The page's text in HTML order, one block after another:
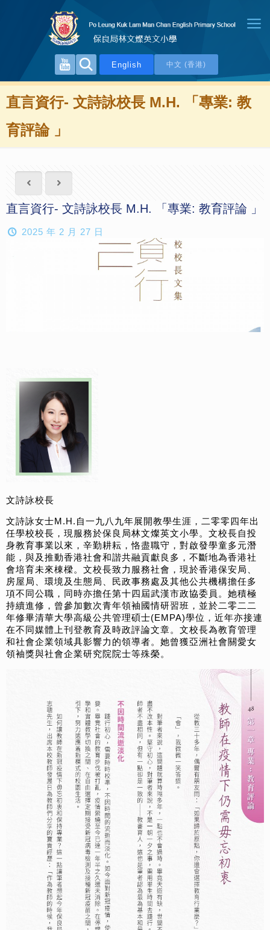
English 中文 (香港)
直言資行- 文詩詠校長 M.H. 「專業: 教
育評論 」
直言資行- 文詩詠校長 M.H. 「專業: 教育評論 」
2025 年 2 月 27 日
文詩詠校長
文詩詠女士M.H.自一九八九年展開教學生涯，二零零四年出
任學校校長，現服務於保良局林文燦英文小學。文校長自投
身教育事業以來，辛勤耕耘，恪盡職守，對啟發學童多元潛
能，與及推動香港社會和諧共融貢獻良多，不斷地為香港社
會培育未來棟樑。文校長致力服務社會，現於香港保安局、
房屋局、環境及生態局、民政事務處及其他公共機構擔任多
項不同公職，同時亦擔任第十四屆武漢市政協委員。她積極
持續進修，曾參加數次青年領袖國情研習班，並於二零二二
年修畢清華大學高級公共管理碩士(EMPA)學位，近年亦接連
在不同媒體上刊登教育及時政評論文章。文校長為教育管理
和社會企業領域具影響力的領導者。她曾獲亞洲社會關愛女
領袖獎與社會企業研究院院士等殊榮。